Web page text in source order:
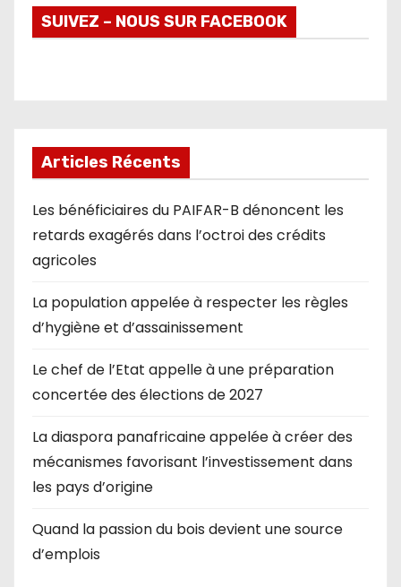
SUIVEZ – NOUS SUR FACEBOOK
Articles Récents
Les bénéficiaires du PAIFAR-B dénoncent les
retards exagérés dans l’octroi des crédits
agricoles
La population appelée à respecter les règles
d’hygiène et d’assainissement
Le chef de l’Etat appelle à une préparation
concertée des élections de 2027
La diaspora panafricaine appelée à créer des
mécanismes favorisant l’investissement dans
les pays d’origine
Quand la passion du bois devient une source
d’emplois